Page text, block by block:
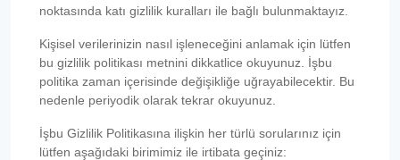
noktasında katı gizlilik kuralları ile bağlı bulunmaktayız.
Kişisel verilerinizin nasıl işleneceğini anlamak için lütfen
bu gizlilik politikası metnini dikkatlice okuyunuz. İşbu
politika zaman içerisinde değişikliğe uğrayabilecektir. Bu
nedenle periyodik olarak tekrar okuyunuz.
İşbu Gizlilik Politikasına ilişkin her türlü sorularınız için
lütfen aşağıdaki birimimiz ile irtibata geçiniz: